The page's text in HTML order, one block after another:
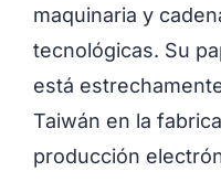
maquinaria y
tecnológicas. Su
está
Taiwán en la
producción